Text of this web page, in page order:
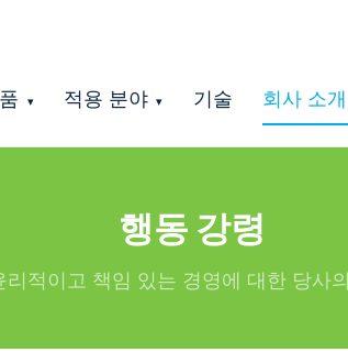
▾ 적용 분야 ▾ 기술 회사 소개
행동 강령
리적이고 책임 있는 경영에 대한 당사